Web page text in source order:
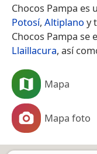
Chocos Pampa es
Potosí, Altiplano y
Chocos Pampa se
Llaillacura, así
Mapa
Mapa foto